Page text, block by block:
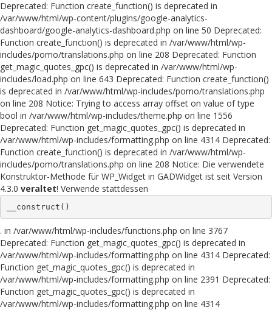
Deprecated: Function create_function() is deprecated in
/var/www/html/wp-content/plugins/google-analytics-
dashboard/google-analytics-dashboard.php on line 50 Deprecated:
Function create_function() is deprecated in /var/www/html/wp-
includes/pomo/translations.php on line 208 Deprecated: Function
get_magic_quotes_gpc() is deprecated in /var/www/html/wp-
includes/load.php on line 643 Deprecated: Function create_function()
is deprecated in /var/www/html/wp-includes/pomo/translations.php
on line 208 Notice: Trying to access array offset on value of type
bool in /var/www/html/wp-includes/theme.php on line 1556
Deprecated: Function get_magic_quotes_gpc() is deprecated in
/var/www/html/wp-includes/formatting.php on line 4314 Deprecated:
Function create_function() is deprecated in /var/www/html/wp-
includes/pomo/translations.php on line 208 Notice: Die verwendete
Konstruktor-Methode für WP_Widget in GADWidget ist seit Version
4.3.0 veraltet! Verwende stattdessen
__construct()
. in /var/www/html/wp-includes/functions.php on line 3767
Deprecated: Function get_magic_quotes_gpc() is deprecated in
/var/www/html/wp-includes/formatting.php on line 4314 Deprecated:
Function get_magic_quotes_gpc() is deprecated in
/var/www/html/wp-includes/formatting.php on line 2391 Deprecated:
Function get_magic_quotes_gpc() is deprecated in
/var/www/html/wp-includes/formatting.php on line 4314